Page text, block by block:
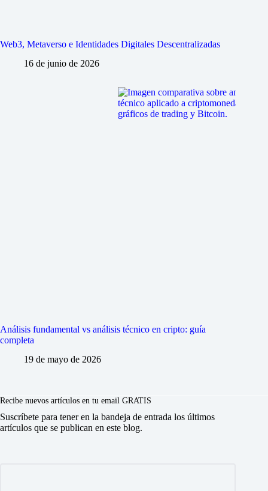
Web3, Metaverso e Identidades Digitales Descentralizadas
16 de junio de 2026
Análisis fundamental vs análisis técnico en cripto: guía
completa
19 de mayo de 2026
Recibe nuevos artículos en tu email GRATIS
Suscríbete para tener en la bandeja de entrada los últimos
artículos que se publican en este blog.